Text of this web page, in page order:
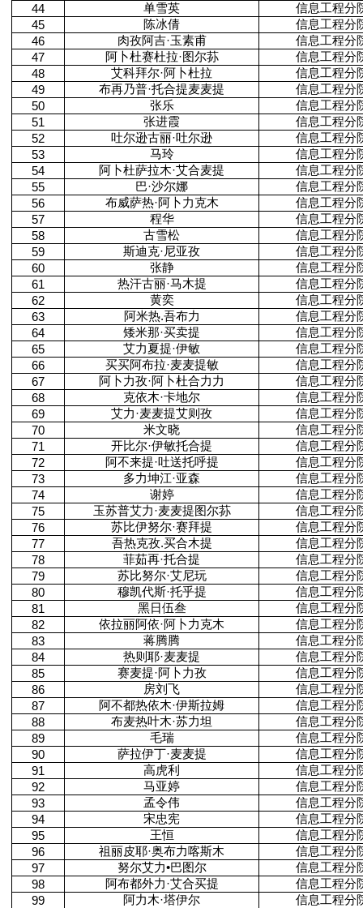
44
单雪英
信息工程分
45
陈冰倩
信息工程分
46
肉孜阿吉·玉素甫
信息工程分
47
阿卜杜赛杜拉·图尔荪
信息工程分
48
艾科拜尔·阿卜杜拉
信息工程分
49
布再乃普·托合提麦麦提
信息工程分
50
张乐
信息工程分
51
张进霞
信息工程分
52
吐尔逊古丽·吐尔逊
信息工程分
53
马玲
信息工程分
54
阿卜杜萨拉木·艾合麦提
信息工程分
55
巴·沙尔娜
信息工程分
56
布威萨热·阿卜力克木
信息工程分
57
程华
信息工程分
58
古雪松
信息工程分
59
斯迪克·尼亚孜
信息工程分
60
张静
信息工程分
61
热汗古丽·马木提
信息工程分
62
黄奕
信息工程分
63
阿米热.吾布力
信息工程分
64
矮米那·买卖提
信息工程分
65
艾力夏提·伊敏
信息工程分
66
买买阿布拉·麦麦提敏
信息工程分
67
阿卜力孜·阿卜杜合力力
信息工程分
68
克依木·卡地尔
信息工程分
69
艾力·麦麦提艾则孜
信息工程分
70
米文晓
信息工程分
71
开比尔·伊敏托合提
信息工程分
72
阿不来提·吐送托呼提
信息工程分
73
多力坤江·亚森
信息工程分
74
谢婷
信息工程分
75
玉苏普艾力·麦麦提图尔荪
信息工程分
76
苏比伊努尔·赛拜提
信息工程分
77
吾热克孜.买合木提
信息工程分
78
菲茹再·托合提
信息工程分
79
苏比努尔·艾尼玩
信息工程分
80
穆凯代斯·托乎提
信息工程分
81
黑日伍叁
信息工程分
82
依拉丽阿依·阿卜力克木
信息工程分
83
蒋腾腾
信息工程分
84
热则耶·麦麦提
信息工程分
85
赛麦提·阿卜力孜
信息工程分
86
房刘飞
信息工程分
87
阿不都热依木·伊斯拉姆
信息工程分
88
布麦热叶木·苏力坦
信息工程分
89
毛瑞
信息工程分
90
萨拉伊丁·麦麦提
信息工程分
91
高虎利
信息工程分
92
马亚婷
信息工程分
93
孟令伟
信息工程分
94
宋忠宪
信息工程分
95
王恒
信息工程分
96
祖丽皮耶·奥布力喀斯木
信息工程分
97
努尔艾力•巴图尔
信息工程分
98
阿布都外力·艾合买提
信息工程分
99
阿力木·塔伊尔
信息工程分